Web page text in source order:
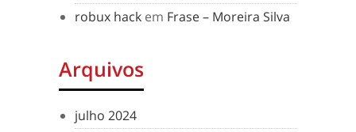
robux hack em Frase – Moreira Silva
Arquivos
julho 2024